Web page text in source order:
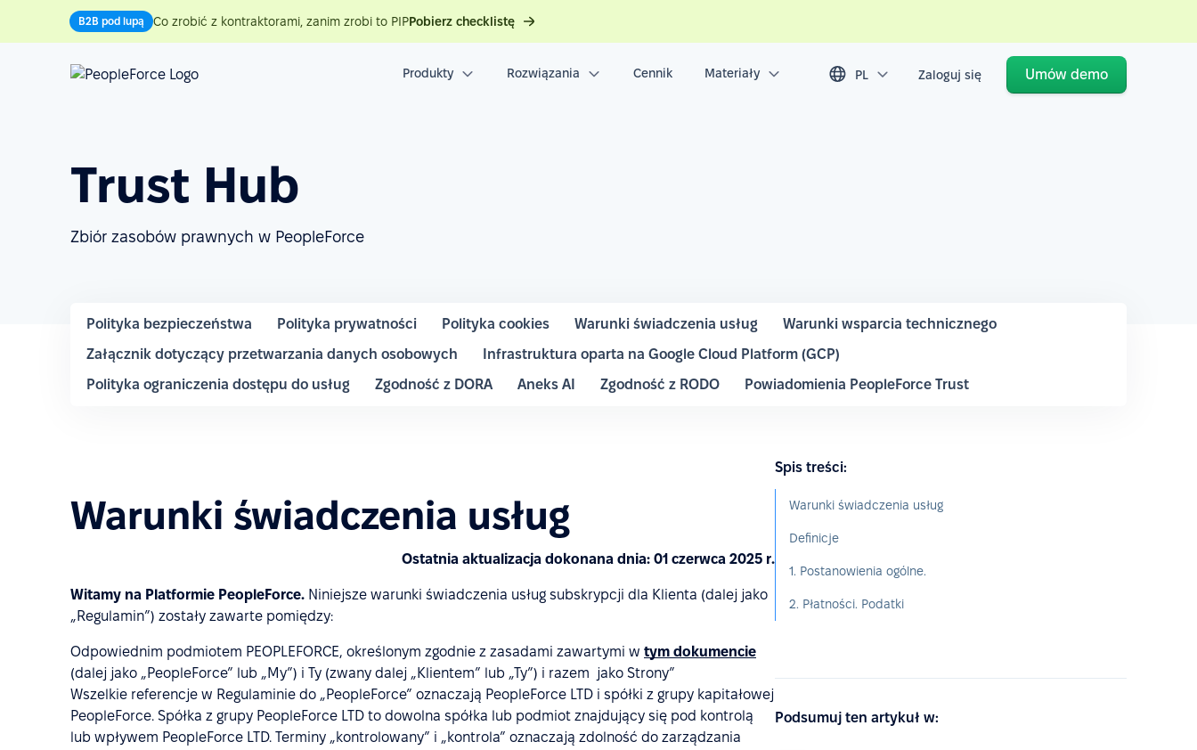
B2B pod lupą Co zrobić z kontraktorami, zanim zrobi to PIPPobierz checklistę
Produkty Rozwiązania Cennik Materiały PL Zaloguj się Umów demo
Trust Hub
Zbiór zasobów prawnych w PeopleForce
Polityka bezpieczeństwa Polityka prywatności Polityka cookies Warunki świadczenia usług
Warunki wsparcia technicznego
Załącznik dotyczący przetwarzania danych osobowych
Infrastruktura oparta na Google Cloud Platform (GCP)
Polityka ograniczenia dostępu do usług
Zgodność z DORA Aneks AI Zgodność z RODO Powiadomienia PeopleForce Trust
Warunki świadczenia usług
Ostatnia aktualizacja dokonana dnia: 01 czerwca 2025 r.
Witamy na Platformie PeopleForce. Niniejsze warunki świadczenia usług subskrypcji dla Klienta (dalej jako
„Regulamin”) zostały zawarte pomiędzy:
Odpowiednim podmiotem PEOPLEFORCE, określonym zgodnie z zasadami zawartymi w tym dokumencie
(dalej jako „PeopleForce” lub „My”) i Ty (zwany dalej „Klientem” lub „Ty”) i razem jako Strony”
Wszelkie referencje w Regulaminie do „PeopleForce” oznaczają PeopleForce LTD i spółki z grupy kapitałowej
PeopleForce. Spółka z grupy PeopleForce LTD to dowolna spółka lub podmiot znajdujący się pod kontrolą
lub wpływem PeopleForce LTD. Terminy „kontrolowany” i „kontrola” oznaczają zdolność do zarządzania
Spis treści:
Warunki świadczenia usług
Definicje
1. Postanowienia ogólne.
2. Płatności. Podatki
Podsumuj ten artykuł w: